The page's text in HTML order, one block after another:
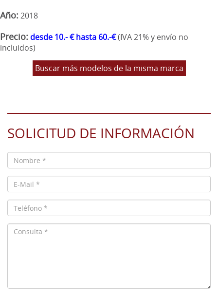
Año:2018
Precio: desde 10.- € hasta 60.-€(IVA 21% y envío no
incluidos)
Buscar más modelos de la misma marca
SOLICITUD DE INFORMACIÓN